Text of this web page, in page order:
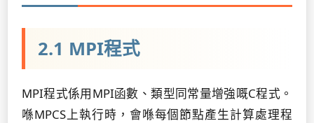
2.1 MPI程式
MPI程式係用MPI函數、類型同常量增強嘅C程式。
喺MPCS上執行時，會喺每個節點產生計算處理程